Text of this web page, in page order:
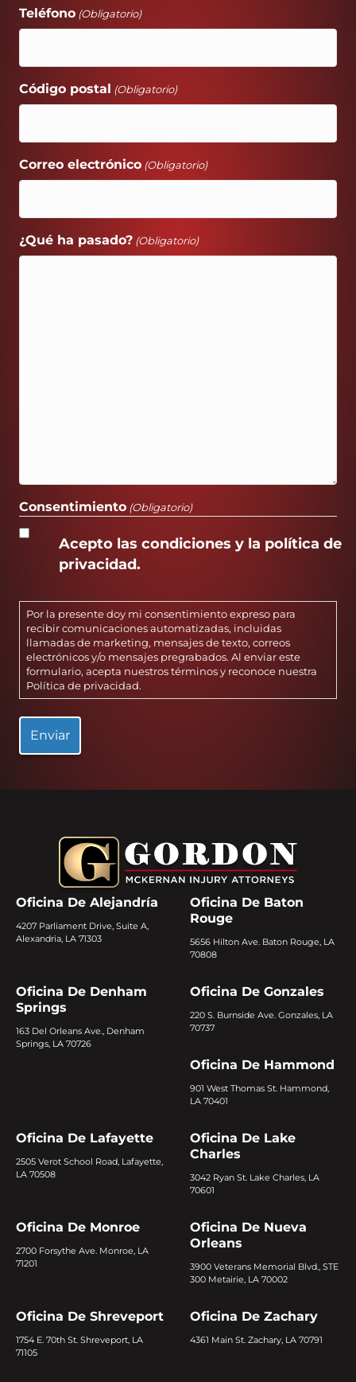
Teléfono (Obligatorio)
Código postal (Obligatorio)
Correo electrónico (Obligatorio)
¿Qué ha pasado? (Obligatorio)
Consentimiento (Obligatorio)
Acepto las condiciones y la política de
privacidad.
Por la presente doy mi consentimiento expreso para
recibir comunicaciones automatizadas, incluidas
llamadas de marketing, mensajes de texto, correos
electrónicos y/o mensajes pregrabados. Al enviar este
formulario, acepta nuestros términos y reconoce nuestra
Política de privacidad.
Oficina De Alejandría
4207 Parliament Drive, Suite A,
Alexandria, LA 71303
Oficina De Baton
Rouge
5656 Hilton Ave. Baton Rouge, LA
70808
Oficina De Denham
Springs
163 Del Orleans Ave., Denham
Springs, LA 70726
Oficina De Gonzales
220 S. Burnside Ave. Gonzales, LA
70737
Oficina De Hammond
901 West Thomas St. Hammond,
LA 70401
Oficina De Lafayette
2505 Verot School Road, Lafayette,
LA 70508
Oficina De Lake
Charles
3042 Ryan St. Lake Charles, LA
70601
Oficina De Monroe
2700 Forsythe Ave. Monroe, LA
71201
Oficina De Nueva
Orleans
3900 Veterans Memorial Blvd., STE
300 Metairie, LA 70002
Oficina De Shreveport
1754 E. 70th St. Shreveport, LA
71105
Oficina De Zachary
4361 Main St. Zachary, LA 70791